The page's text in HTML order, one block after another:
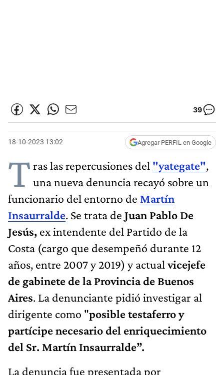
39
18-10-2023 13:02 Agregar PERFIL en Google
Tras las repercusiones del "yategate",
una nueva denuncia recayó sobre un
funcionario del entorno de Martín
Insaurralde. Se trata de Juan Pablo De
Jesús, ex intendente del Partido de la
Costa (cargo que desempeñó durante 12
años, entre 2007 y 2019) y actualvicejefe
de gabinete de la Provincia de Buenos
Aires. La denunciante pidió investigar al
dirigente como "posible testaferro y
partícipe necesario del enriquecimiento
del Sr. Martín Insaurralde”.
La denuncia fue presentada por